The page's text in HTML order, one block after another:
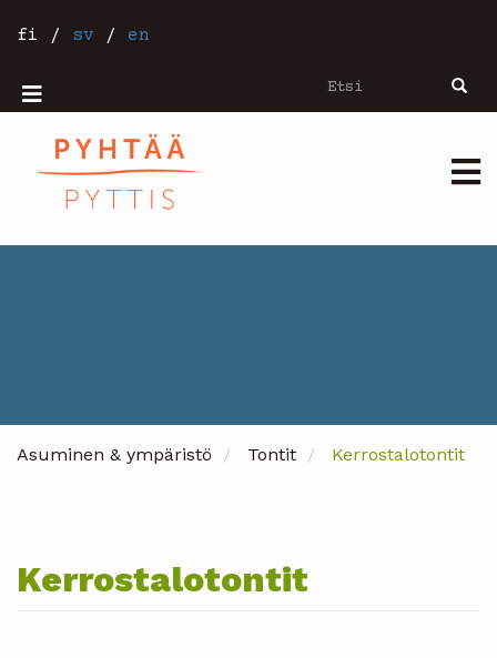
pääsisältöön
fi / sv / en
Etsi Etsi
Mobiilivalikko
Asuminen & ympäristö Tontit Kerrostalotontit
Kerrostalotontit